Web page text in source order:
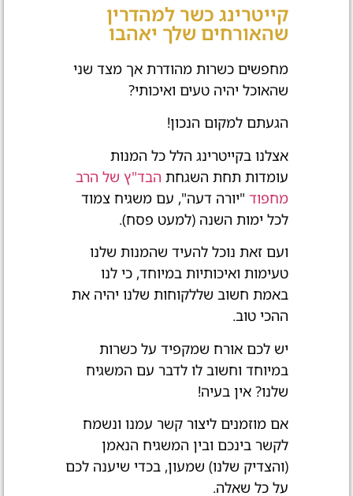
קייטרינג כשר למהדרין
שהאורחים שלך יאהבו
מחפשים כשרות מהודרת אך מצד שני
שהאוכל יהיה טעים ואיכותי?
הגעתם למקום הנכון!
אצלנו בקייטרינג הלל כל המנות
עומדות תחת השגחת הבד"ץ של הרב
מחפוד "יורה דעה", עם משגיח צמוד
לכל ימות השנה (למעט פסח).
ועם זאת נוכל להעיד שהמנות שלנו
טעימות ואיכותיות במיוחד, כי לנו
באמת חשוב שללקוחות שלנו יהיה את
ההכי טוב.
יש לכם אורח שמקפיד על כשרות
במיוחד וחשוב לו לדבר עם המשגיח
שלנו? אין בעיה!
אם מוזמנים ליצור קשר עמנו ונשמח
לקשר בינכם ובין המשגיח הנאמן
(והצדיק שלנו) שמעון, בכדי שיענה לכם
על כל שאלה.